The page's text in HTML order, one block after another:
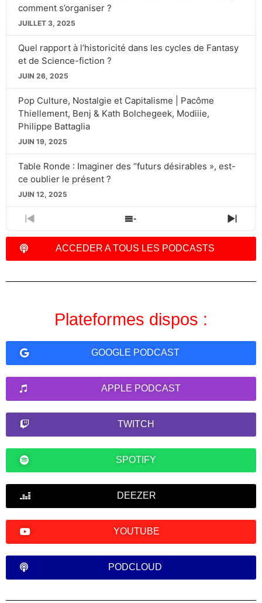
comment s’organiser ?
JUILLET 3, 2025
Quel rapport à l’historicité dans les cycles de Fantasy
et de Science-fiction ?
JUIN 26, 2025
Pop Culture, Nostalgie et Capitalisme | Pacôme
Thiellement, Benj & Kath Bolchegeek, Modiiie,
Philippe Battaglia
JUIN 19, 2025
Table Ronde : Imaginer des “futurs désirables », est-
ce oublier le présent ?
JUIN 12, 2025
PREVIOUS
EPISODE
SHOW
EPISODES
LIST
NEXT
ACCEDER A TOUS LES PODCASTS
Plateformes dispos :
GOOGLE PODCAST
APPLE PODCAST
TWITCH
SPOTIFY
DEEZER
YOUTUBE
PODCLOUD